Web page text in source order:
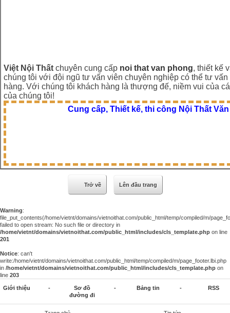
Việt Nội Thất chuyên cung cấp noi that van phong, thiết kế
chúng tôi với đội ngũ tư vấn viên chuyên nghiệp có thể tư
hàng. Với chúng tôi khách hàng là thượng đế, niềm vui của
của chúng tôi!
Cung cấp, Thiết kế, thi công Nội Thất
Trở về Lên đầu trang
Warning:
file_put_contents(/home/vietnt/domains/vietnoithat.com/public_html/temp/compiled/m/
failed to open stream: No such file or directory in
/home/vietnt/domains/vietnoithat.com/public_html/includes/cls_template.php on line
201
Notice: can't
write:/home/vietnt/domains/vietnoithat.com/public_html/temp/compiled/m/page_footer.lbi.php
in /home/vietnt/domains/vietnoithat.com/public_html/includes/cls_template.php on
line 203
Giới thiệu -
Sơ đồ
đường đi
- Bảng tin - RSS